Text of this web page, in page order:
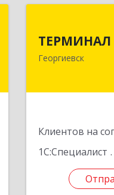
ТЕРМИНАЛ
Георгиевск
Клиентов на
1С:Специалист
Георгиевск г,